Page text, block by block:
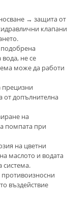
→ защита от
клапани
не се
може да работи
от допълнителна
на
помпата при
на цветни
маслото и водата
система.
въздействие